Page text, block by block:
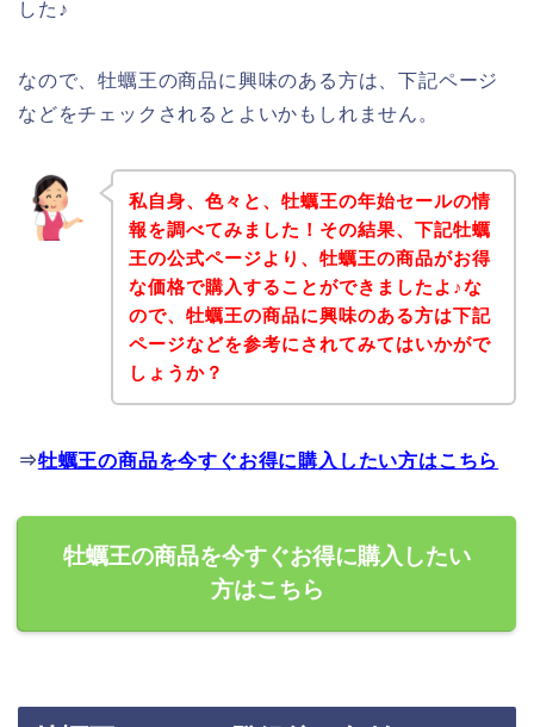
した♪
なので、牡蠣王の商品に興味のある方は、下記ページ
などをチェックされるとよいかもしれません。
私自身、色々と、牡蠣王の年始セールの情
報を調べてみました！その結果、下記牡蠣
王の公式ページより、牡蠣王の商品がお得
な価格で購入することができましたよ♪な
ので、牡蠣王の商品に興味のある方は下記
ページなどを参考にされてみてはいかがで
しょうか？
⇒牡蠣王の商品を今すぐお得に購入したい方はこちら
牡蠣王の商品を今すぐお得に購入したい
方はこちら